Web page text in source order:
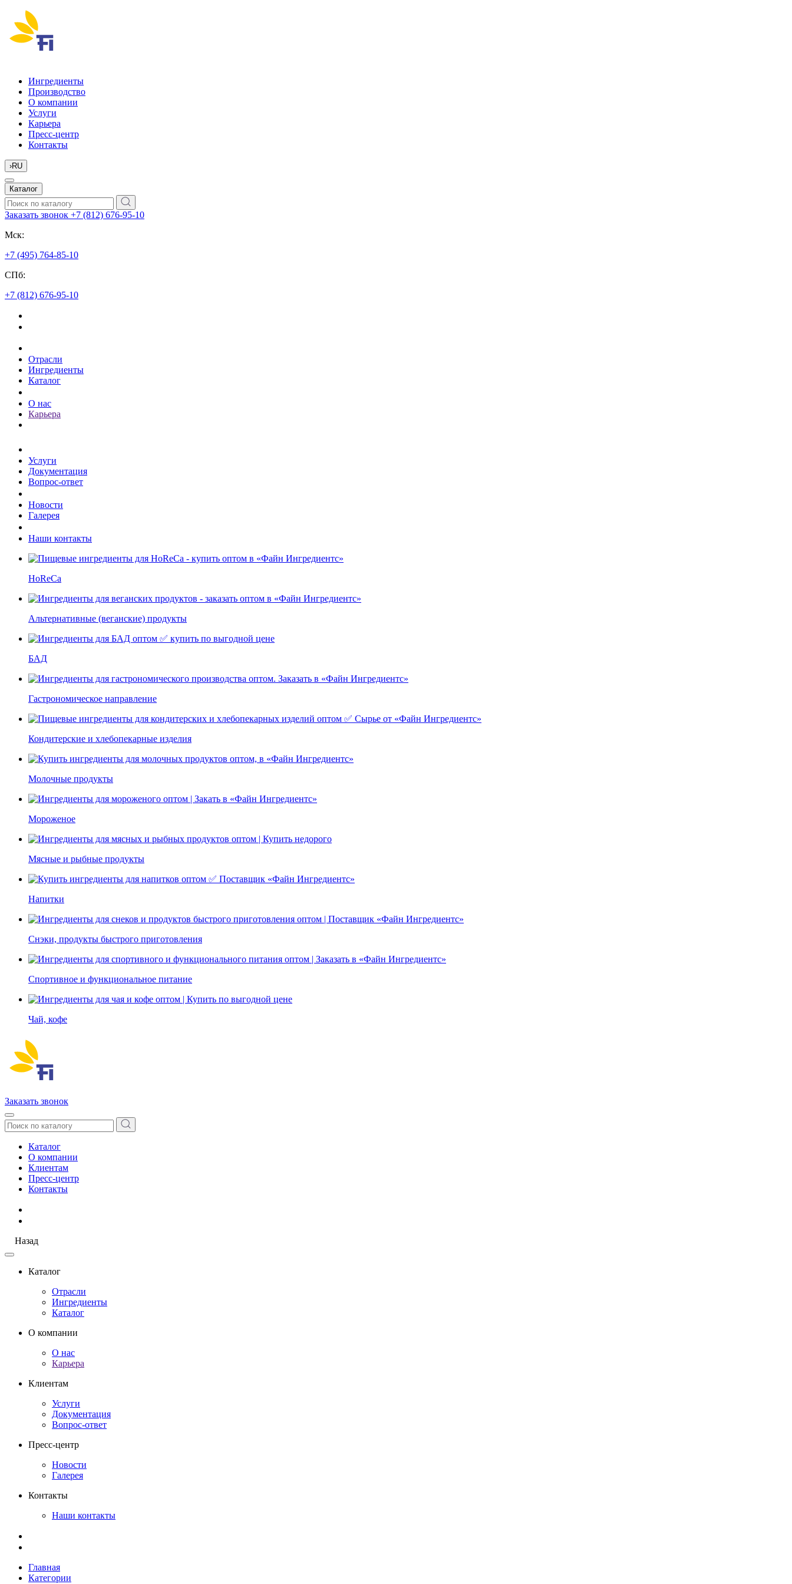
Ингредиенты
Производство
О компании
Услуги
Карьера
Пресс-центр
Контакты
›RU
Каталог
Заказать звонок +7 (812) 676-95-10
Мск:
+7 (495) 764-85-10
СПб:
+7 (812) 676-95-10
Отрасли
Ингредиенты
Каталог
О нас
Карьера
Услуги
Документация
Вопрос-ответ
Новости
Галерея
Наши контакты
HoReCa
Альтернативные (веганские) продукты
БАД
Гастрономическое направление
Кондитерские и хлебопекарные изделия
Молочные продукты
Мороженое
Мясные и рыбные продукты
Напитки
Снэки, продукты быстрого приготовления
Спортивное и функциональное питание
Чай, кофе
Заказать звонок
Каталог
О компании
Клиентам
Пресс-центр
Контакты
Назад
Каталог
Отрасли
Ингредиенты
Каталог
О компании
О нас
Карьера
Клиентам
Услуги
Документация
Вопрос-ответ
Пресс-центр
Новости
Галерея
Контакты
Наши контакты
Главная
Категории